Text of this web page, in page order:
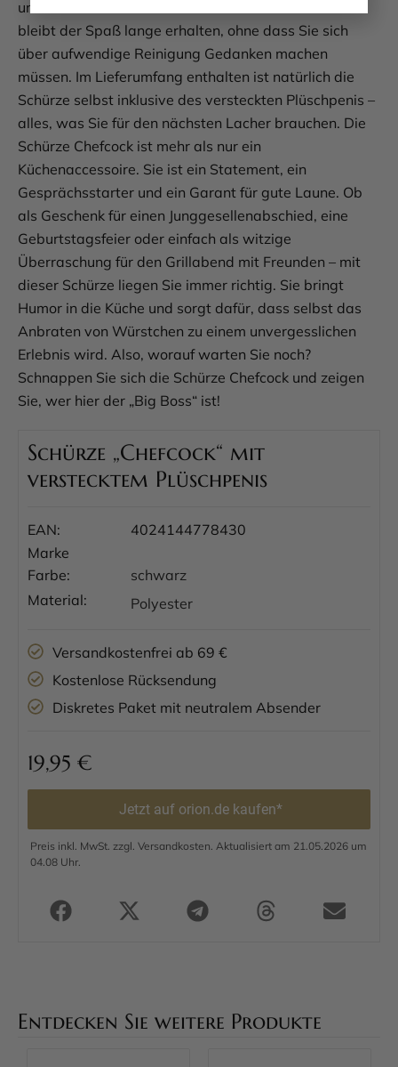
und schon ist sie bereit für den nächsten Einsatz. So
bleibt der Spaß lange erhalten, ohne dass Sie sich
über aufwendige Reinigung Gedanken machen
müssen. Im Lieferumfang enthalten ist natürlich die
Schürze selbst inklusive des versteckten Plüschpenis –
alles, was Sie für den nächsten Lacher brauchen. Die
Schürze Chefcock ist mehr als nur ein
Küchenaccessoire. Sie ist ein Statement, ein
Gesprächsstarter und ein Garant für gute Laune. Ob
als Geschenk für einen Junggesellenabschied, eine
Geburtstagsfeier oder einfach als witzige
Überraschung für den Grillabend mit Freunden – mit
dieser Schürze liegen Sie immer richtig. Sie bringt
Humor in die Küche und sorgt dafür, dass selbst das
Anbraten von Würstchen zu einem unvergesslichen
Erlebnis wird. Also, worauf warten Sie noch?
Schnappen Sie sich die Schürze Chefcock und zeigen
Sie, wer hier der „Big Boss“ ist!
Schürze „Chefcock“ mit
verstecktem Plüschpenis
EAN:
4024144778430
Marke
Farbe:
schwarz
Material:
Polyester
Versandkostenfrei ab 69 €
Kostenlose Rücksendung
Diskretes Paket mit neutralem Absender
19,95 €
Jetzt auf orion.de kaufen*
Preis inkl. MwSt. zzgl. Versandkosten. Aktualisiert am 21.05.2026 um
04.08 Uhr.
Entdecken Sie weitere Produkte